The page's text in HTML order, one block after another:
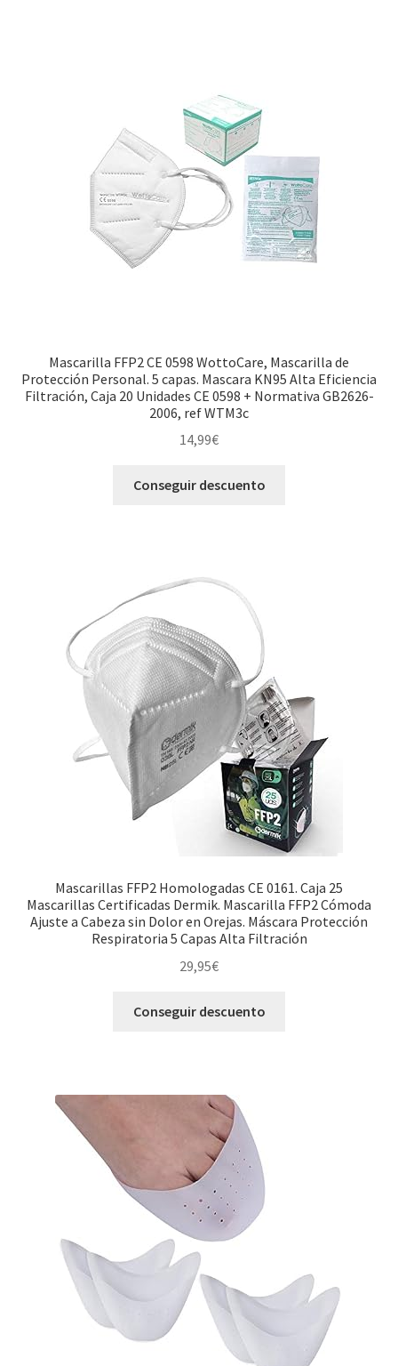
Mascarilla FFP2 CE 0598 WottoCare, Mascarilla de
Protección Personal. 5 capas. Mascara KN95 Alta Eficiencia
Filtración, Caja 20 Unidades CE 0598 + Normativa GB2626-
2006, ref WTM3c
14,99€
Conseguir descuento
Mascarillas FFP2 Homologadas CE 0161. Caja 25
Mascarillas Certificadas Dermik. Mascarilla FFP2 Cómoda
Ajuste a Cabeza sin Dolor en Orejas. Máscara Protección
Respiratoria 5 Capas Alta Filtración
29,95€
Conseguir descuento